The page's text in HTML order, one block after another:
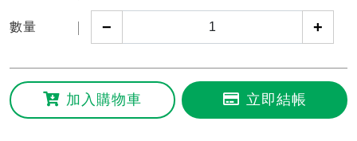
數量 − +
加入購物車 立即結帳